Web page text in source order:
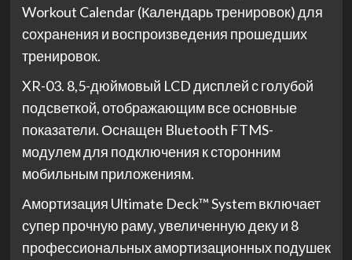
Workout Calendar (Календарь тренировок) для
сохранения и воспроизведения прошедших
тренировок.
XR-03. 8,5-дюймовый LCD дисплей с голубой
подсветкой, отображающим все основные
показатели. Оснащен Bluetooth FTMS-
модулем для подключения к сторонним
мобильным приложениям.
Амортизация Ultimate Deck™ System включает
супер прочную раму, увеличенную деку и 8
профессиональных амортизационных подушек